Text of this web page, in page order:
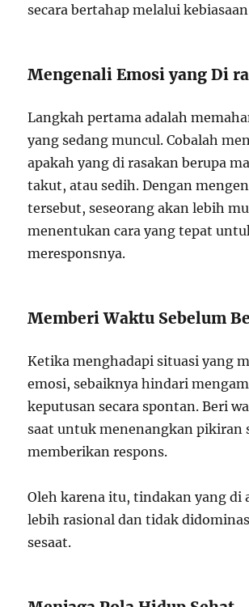
secara bertahap melalui
Mengenali Emosi yang Di
Langkah pertama adalah
yang sedang muncul. Cobalah
apakah yang di rasakan berupa
takut, atau sedih. Dengan
tersebut, seseorang akan lebih
menentukan cara yang tepat
meresponsnya.
Memberi Waktu Sebelum
Ketika menghadapi situasi yang
emosi, sebaiknya hindari
keputusan secara spontan. Beri
saat untuk menenangkan pikiran
memberikan respons.
Oleh karena itu, tindakan yang di
lebih rasional dan tidak
sesaat.